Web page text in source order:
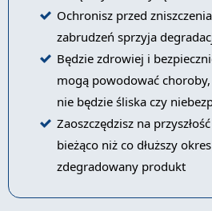
Ochronisz przed
zabrudzeń sprzyja
Będzie zdrowiej i
mogą powodować
nie będzie śliska czy
Zaoszczędzisz na
bieżąco niż co dłuższy
zdegradowany produkt